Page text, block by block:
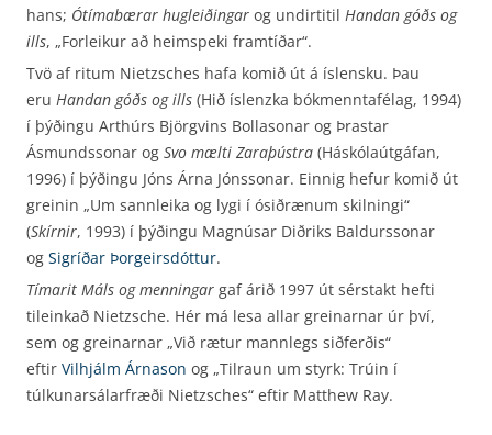
hans; Ótímabærar hugleiðingar og undir­titil Handan góðs og
ills, „Forleikur að heimspeki framtíðar“.
Tvö af ritum Nietzsches hafa komið út á íslensku. Þau
eru Handan góðs og ills (Hið íslenzka bókmenntafélag, 1994)
í þýðingu Arthúrs Björgvins Bollasonar og Þrastar
Ásmundssonar og Svo mælti Zaraþústra (Háskólaútgáfan,
1996) í þýðingu Jóns Árna Jónssonar. Einnig hefur komið út
greinin „Um sannleika og lygi í ósiðrænum skilningi“
(Skírnir, 1993) í þýðingu Magnúsar Diðriks Baldurssonar
og Sigríðar Þorgeirsdóttur.
Tímarit Máls og menningar gaf árið 1997 út sérstakt hefti
tileinkað Nietzsche. Hér má lesa allar greinarnar úr því,
sem og greinarnar „Við rætur mannlegs siðferðis“
eftir Vilhjálm Árnason og „Tilraun um styrk: Trúin í
túlkunarsálarfræði Nietzsches“ eftir Matthew Ray.